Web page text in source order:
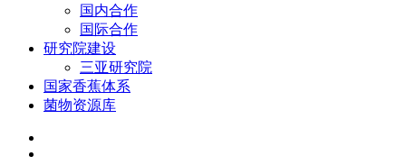
国内合作
国际合作
研究院建设
三亚研究院
国家香蕉体系
菌物资源库